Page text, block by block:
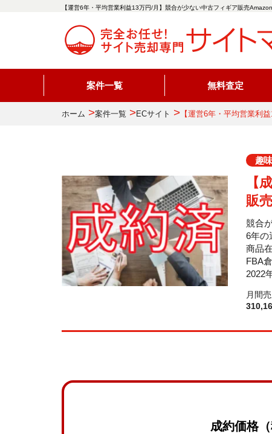
【運営6年・平均営業利益13万円/月】競合が少ない中古フィギア販売
案件一覧 無料査定
ホーム >案件一覧 >ECサイト > 【運営6年・平均営業利
趣味
【
販
競合
6年の
商品
FBA
2022
月間
成約価格（